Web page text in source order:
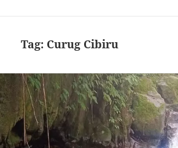
Tag: Curug Cibiru